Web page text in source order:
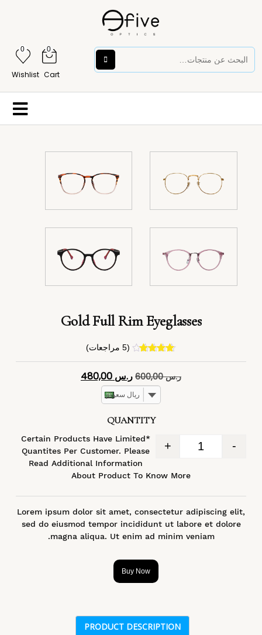
0
Cart
0
Wishlist
Gold Full Rim Eyeglasses
تم التقييم
5 بناءً على
تقييم
4
عملاء
(
5 مراجعات)
ر.س600,00 ر.س
ريال سعودي
QUANTITY
-
+
*Certain Products Have Limited
Quantites Per Customer. Please
Read Additional Information
About Product To Know More
Lorem ipsum dolor sit amet, consectetur adipiscing elit,
sed do eiusmod tempor incididunt ut labore et dolore
magna aliqua. Ut enim ad minim veniam.
Buy Now
PRODUCT DESCRIPTION